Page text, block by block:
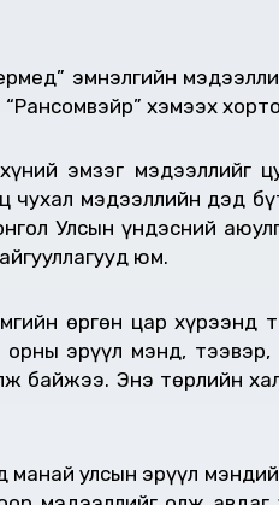
эмнэлгийн
хэмээх
эмзэг мэдээллийг
мэдээллийн дэд
Улсын үндэсний
юм.
өргөн цар хүрээнд
эрүүл мэнд,
байжээ. Энэ төрлийн
манай улсын эрүүл